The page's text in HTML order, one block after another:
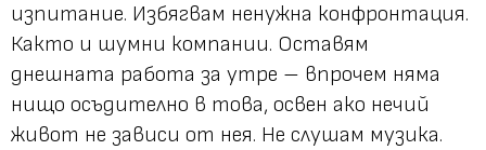
изпитание. Избягвам ненужна конфронтация.
Както и шумни компании. Оставям
днешната работа за утре – впрочем няма
нищо осъдително в това, освен ако нечий
живот не зависи от нея. Не слушам музика.